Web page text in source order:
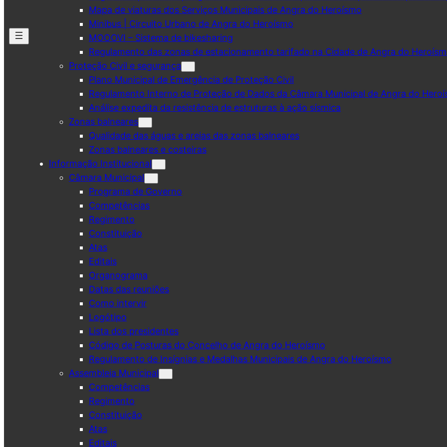
Mapa de viaturas dos Serviços Municipais de Angra do Heroísmo
Minibus | Circuito Urbano de Angra do Heroísmo
MOOOVI – Sistema de bikesharing
Regulamento das zonas de estacionamento tarifado na Cidade de Angra do
Proteção Civil e segurança
Plano Municipal de Emergência de Proteção Civil
Regulamento Interno de Proteção de Dados da Câmara Municipal de Angra do
Análise expedita da resistência de estruturas à ação sísmica
Zonas balneares
Qualidade das águas e areias das zonas balneares
Zonas balneares e costeiras
Informação Institucional
Câmara Municipal
Programa de Governo
Competências
Regimento
Constituição
Atas
Editais
Organograma
Datas das reuniões
Como intervir
Logótipo
Lista dos presidentes
Código de Posturas do Concelho de Angra do Heroísmo
Regulamento de Insígnias e Medalhas Municipais de Angra do Heroísmo
Assembleia Municipal
Competências
Regimento
Constituição
Atas
Editais